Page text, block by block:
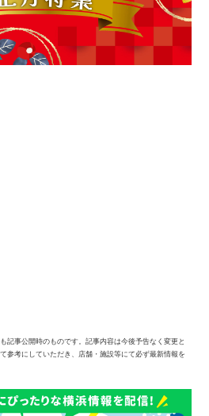
記事公開時のものです。記事内容は今後予告なく変更と
参考にしていただき、店舗・施設等にて必ず最新情報を